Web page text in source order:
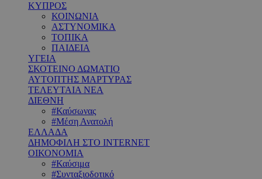
ΚΥΠΡΟΣ
ΚΟΙΝΩΝΙΑ
ΑΣΤΥΝΟΜΙΚΑ
ΤΟΠΙΚΑ
ΠΑΙΔΕΙΑ
ΥΓΕΙΑ
ΣΚΟΤΕΙΝΟ ΔΩΜΑΤΙΟ
ΑΥΤΟΠΤΗΣ ΜΑΡΤΥΡΑΣ
ΤΕΛΕΥΤΑΙΑ ΝΕΑ
ΔΙΕΘΝΗ
#Καύσωνας
#Μέση Ανατολή
ΕΛΛΑΔΑ
ΔΗΜΟΦΙΛΗ ΣΤΟ INTERNET
ΟΙΚΟΝΟΜΙΑ
#Καύσιμα
#Συνταξιοδοτικό